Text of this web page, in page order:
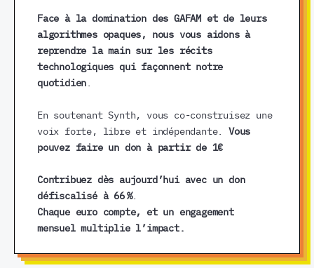
Face à la domination des GAFAM et de leurs
algorithmes opaques, nous vous aidons à
reprendre la main sur les récits
technologiques qui façonnent notre
quotidien .
En soutenant Synth, vous co-construisez une
voix forte, libre et indépendante.Vous
pouvez faire un don à partir de 1€
Contribuez dès aujourd’hui avec un don
défiscalisé à 66 %.
Chaque euro compte, et un engagement
mensuel multiplie l’impact.